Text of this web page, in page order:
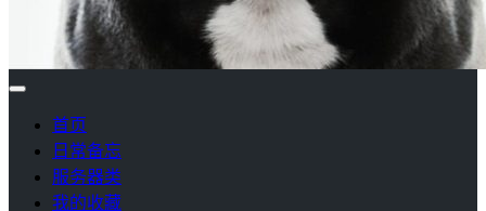
首页
日常备忘
服务器类
我的收藏